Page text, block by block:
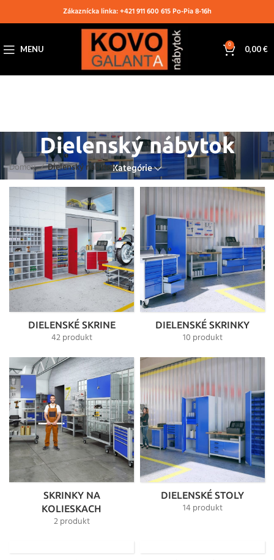
Zákaznícka linka: +421 911 600 615 Po-Pia 8-16h
MENU 0 0,00€
Dielenský nábytok
Kategórie
Domov Dielenský nábytok
DIELENSKÉ SKRINE
42 produkt
DIELENSKÉ SKRINKY
10 produkt
SKRINKY NA
KOLIESKACH
2 produkt
DIELENSKÉ STOLY
14 produkt